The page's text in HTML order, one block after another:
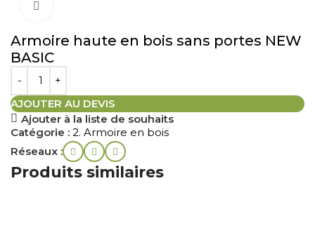
Armoire haute en bois sans portes NEW
BASIC
AJOUTER AU DEVIS
Ajouter à la liste de souhaits
Catégorie : 2. Armoire en bois
Réseaux :
Produits similaires